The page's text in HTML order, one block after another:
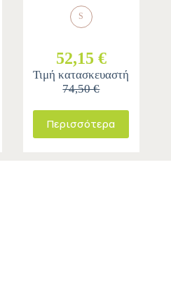
S
52,15 €
Τιμή κατασκευαστή
74,50 €
Περισσότερα